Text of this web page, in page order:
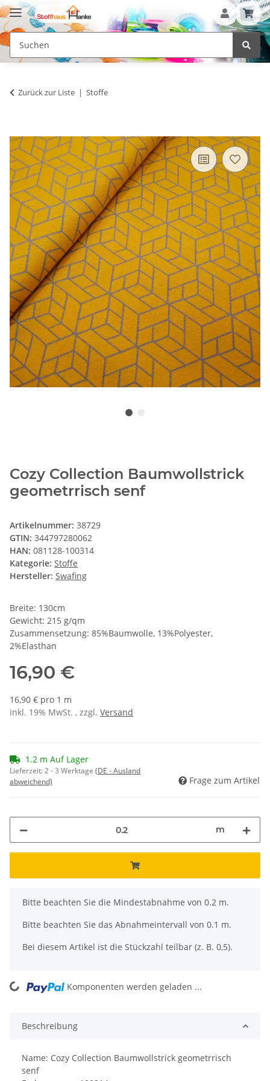
Zurück zur Liste Stoffe
Cozy Collection Baumwollstrick
geometrrisch senf
Artikelnummer: 38729
GTIN: 344797280062
HAN: 081128-100314
Kategorie: Stoffe
Hersteller: Swafing
Breite: 130cm
Gewicht: 215 g/qm
Zusammensetzung: 85%Baumwolle, 13%Polyester,
2%Elasthan
16,90 €
16,90 € pro 1 m
inkl. 19% MwSt. , zzgl. Versand
1.2 m Auf Lager
Lieferzeit:2 - 3 Werktage (DE - Ausland
abweichend)
Frage zum Artikel
m
x
Bitte beachten Sie die Mindestabnahme von 0.2 m.
Bitte beachten Sie das Abnahmeintervall von 0.1 m.
Bei diesem Artikel ist die Stückzahl teilbar (z. B. 0,5).
Komponenten werden geladen ...
Beschreibung
Name: Cozy Collection Baumwollstrick geometrrisch
senf